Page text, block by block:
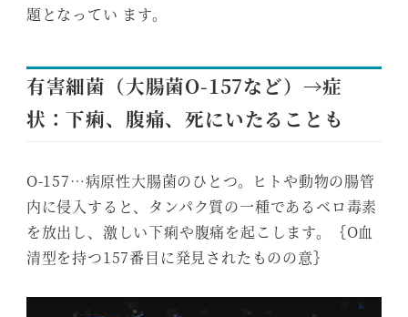
題となってい ます。
有害細菌（大腸菌O-157など）→症
状：下痢、腹痛、死にいたることも
O-157…病原性大腸菌のひとつ。ヒトや動物の腸管
内に侵入すると、タンパク質の一種であるベロ毒素
を放出し、激しい下痢や腹痛を起こします。｛O血
清型を持つ157番目に発見されたものの意｝